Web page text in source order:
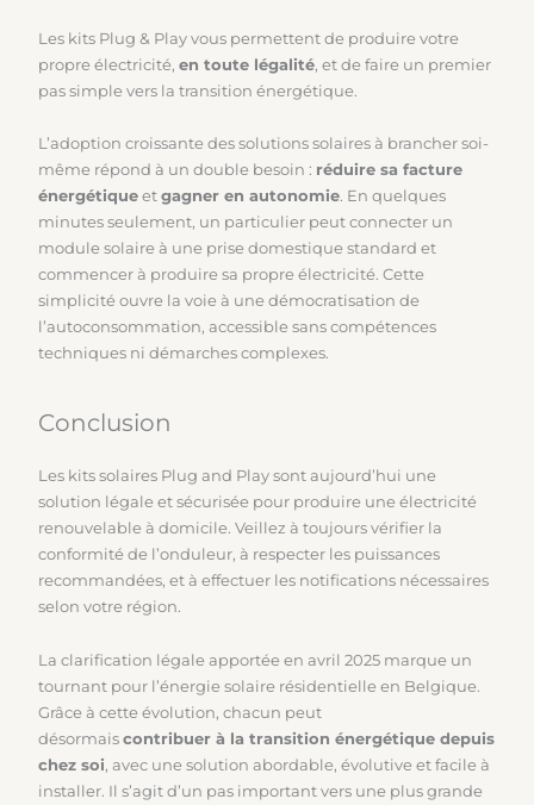
Les kits Plug & Play vous permettent de produire votre
propre électricité, en toute légalité, et de faire un premier
pas simple vers la transition énergétique.
L’adoption croissante des solutions solaires à brancher soi-
même répond à un double besoin : réduire sa facture
énergétique et gagner en autonomie. En quelques
minutes seulement, un particulier peut connecter un
module solaire à une prise domestique standard et
commencer à produire sa propre électricité. Cette
simplicité ouvre la voie à une démocratisation de
l’autoconsommation, accessible sans compétences
techniques ni démarches complexes.
Conclusion
Les kits solaires Plug and Play sont aujourd’hui une
solution légale et sécurisée pour produire une électricité
renouvelable à domicile. Veillez à toujours vérifier la
conformité de l’onduleur, à respecter les puissances
recommandées, et à effectuer les notifications nécessaires
selon votre région.
La clarification légale apportée en avril 2025 marque un
tournant pour l’énergie solaire résidentielle en Belgique.
Grâce à cette évolution, chacun peut
désormais contribuer à la transition énergétique depuis
chez soi, avec une solution abordable, évolutive et facile à
installer. Il s’agit d’un pas important vers une plus grande